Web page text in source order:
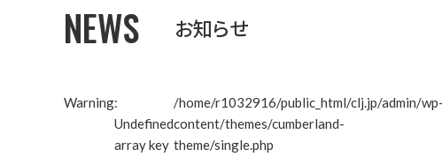
NEWS お知らせ
Warning:
Undefined
array key
/home/r1032916/public_html/clj.jp/admin/wp-
content/themes/cumberland-
theme/single.php